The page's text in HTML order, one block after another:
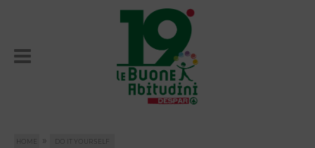
HOME » DO IT YOURSELF